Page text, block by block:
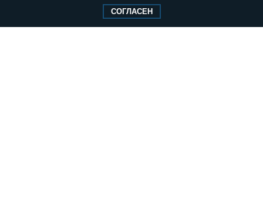
Свидетельство о регистрации Эл № ФС77-
СОГЛАСЕН